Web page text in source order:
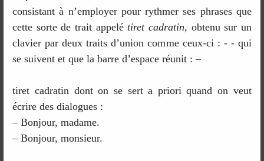
consistant à n’employer pour rythmer ses phrases que
cette sorte de trait appelétiret cadratin, obtenu sur un
clavier par deux traits d’union comme ceux-ci : - - qui
se suivent et que la barre d’espace réunit : –
tiret cadratin dont on se sert a priori quand on veut
écrire des dialogues :
– Bonjour, madame.
– Bonjour, monsieur.